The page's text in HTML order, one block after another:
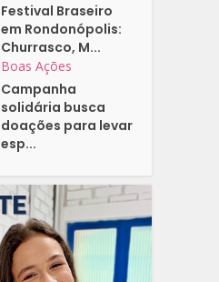
Festival Braseiro
em Rondonópolis:
Churrasco, M...
Boas Ações
Campanha
solidária busca
doações para levar
esp...